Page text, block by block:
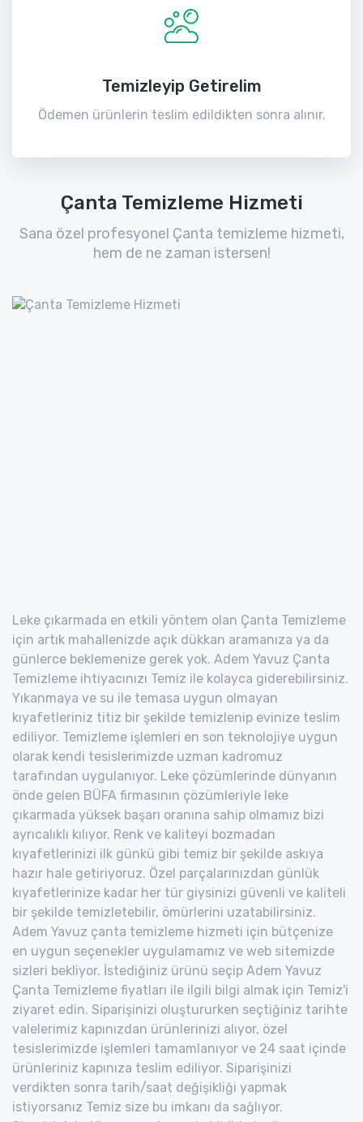
Temizleyip Getirelim
Ödemen ürünlerin teslim edildikten sonra alınır.
Çanta Temizleme Hizmeti
Sana özel profesyonel Çanta temizleme hizmeti,
hem de ne zaman istersen!
Leke çıkarmada en etkili yöntem olan Çanta Temizleme
için artık mahallenizde açık dükkan aramanıza ya da
günlerce beklemenize gerek yok. Adem Yavuz Çanta
Temizleme ihtiyacınızı Temiz ile kolayca giderebilirsiniz.
Yıkanmaya ve su ile temasa uygun olmayan
kıyafetleriniz titiz bir şekilde temizlenip evinize teslim
ediliyor. Temizleme işlemleri en son teknolojiye uygun
olarak kendi tesislerimizde uzman kadromuz
tarafından uygulanıyor. Leke çözümlerinde dünyanın
önde gelen BÜFA firmasının çözümleriyle leke
çıkarmada yüksek başarı oranına sahip olmamız bizi
ayrıcalıklı kılıyor. Renk ve kaliteyi bozmadan
kıyafetlerinizi ilk günkü gibi temiz bir şekilde askıya
hazır hale getiriyoruz. Özel parçalarınızdan günlük
kıyafetlerinize kadar her tür giysinizi güvenli ve kaliteli
bir şekilde temizletebilir, ömürlerini uzatabilirsiniz.
Adem Yavuz çanta temizleme hizmeti için bütçenize
en uygun seçenekler uygulamamız ve web sitemizde
sizleri bekliyor. İstediğiniz ürünü seçip Adem Yavuz
Çanta Temizleme fiyatları ile ilgili bilgi almak için Temiz'i
ziyaret edin. Siparişinizi oluştururken seçtiğiniz tarihte
valelerimiz kapınızdan ürünlerinizi alıyor, özel
tesislerimizde işlemleri tamamlanıyor ve 24 saat içinde
ürünleriniz kapınıza teslim ediliyor. Siparişinizi
verdikten sonra tarih/saat değişikliği yapmak
istiyorsanız Temiz size bu imkanı da sağlıyor.